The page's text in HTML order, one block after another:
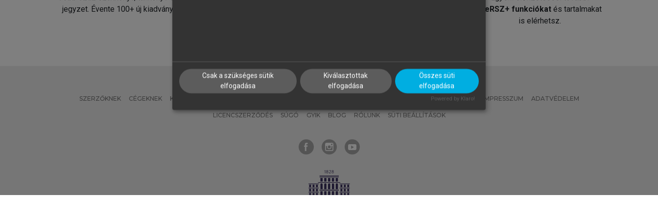
jegyzet. Évente 100+ új kiadvány.
MeRSZ+ funkciókat és tartalmakat
is elérhetsz.
SZERZŐKNEK CÉGEKNEK KÖNYVTÁROSOKNAK MI – ÁLTALÁNOS IRÁNYELVEK IMPRESSZUM ADATVÉDELEM
LICENCSZERZŐDÉS SÚGÓ GYIK BLOG RÓLUNK SÜTI BEÁLLÍTÁSOK
Csak a szükséges sütik
elfogadása
Kiválasztottak
elfogadása
Összes süti
elfogadása
Powered by Klaro!